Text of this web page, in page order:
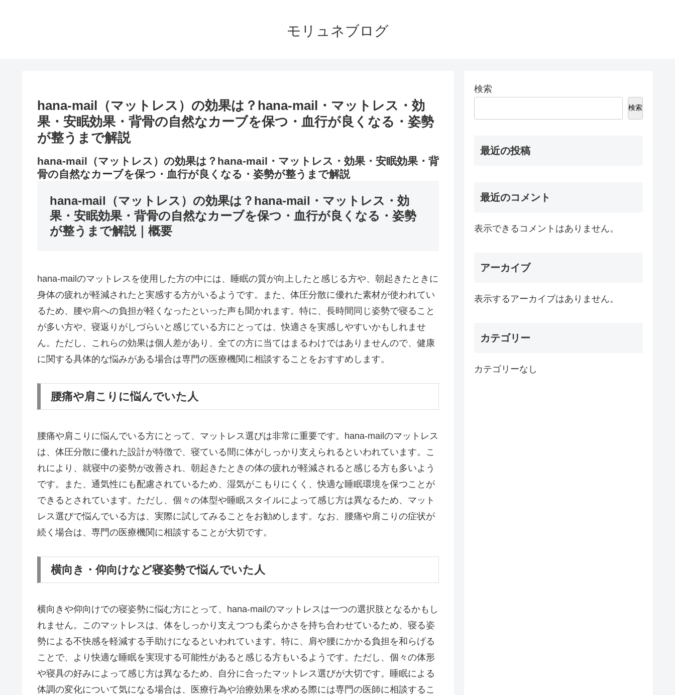
モリュネブログ
hana-mail（マットレス）の効果は？hana-mail・マットレス・効
果・安眠効果・背骨の自然なカーブを保つ・血行が良くなる・姿勢
が整うまで解説
hana-mail（マットレス）の効果は？hana-mail・マットレス・効果・安眠効果・背
骨の自然なカーブを保つ・血行が良くなる・姿勢が整うまで解説
hana-mail（マットレス）の効果は？hana-mail・マットレス・効
果・安眠効果・背骨の自然なカーブを保つ・血行が良くなる・姿勢
が整うまで解説｜概要
hana-mailのマットレスを使用した方の中には、睡眠の質が向上したと感じる方や、朝起きたときに
身体の疲れが軽減されたと実感する方がいるようです。また、体圧分散に優れた素材が使われてい
るため、腰や肩への負担が軽くなったといった声も聞かれます。特に、長時間同じ姿勢で寝ること
が多い方や、寝返りがしづらいと感じている方にとっては、快適さを実感しやすいかもしれませ
ん。ただし、これらの効果は個人差があり、全ての方に当てはまるわけではありませんので、健康
に関する具体的な悩みがある場合は専門の医療機関に相談することをおすすめします。
腰痛や肩こりに悩んでいた人
腰痛や肩こりに悩んでいる方にとって、マットレス選びは非常に重要です。hana-mailのマットレス
は、体圧分散に優れた設計が特徴で、寝ている間に体がしっかり支えられるといわれています。こ
れにより、就寝中の姿勢が改善され、朝起きたときの体の疲れが軽減されると感じる方も多いよう
です。また、通気性にも配慮されているため、湿気がこもりにくく、快適な睡眠環境を保つことが
できるとされています。ただし、個々の体型や睡眠スタイルによって感じ方は異なるため、マット
レス選びで悩んでいる方は、実際に試してみることをお勧めします。なお、腰痛や肩こりの症状が
続く場合は、専門の医療機関に相談することが大切です。
横向き・仰向けなど寝姿勢で悩んでいた人
横向きや仰向けでの寝姿勢に悩む方にとって、hana-mailのマットレスは一つの選択肢となるかもし
れません。このマットレスは、体をしっかり支えつつも柔らかさを持ち合わせているため、寝る姿
勢による不快感を軽減する手助けになるといわれています。特に、肩や腰にかかる負担を和らげる
ことで、より快適な睡眠を実現する可能性があると感じる方もいるようです。ただし、個々の体形
や寝具の好みによって感じ方は異なるため、自分に合ったマットレス選びが大切です。睡眠による
体調の変化について気になる場合は、医療行為や治療効果を求める際には専門の医師に相談するこ
検索
検索
最近の投稿
最近のコメント
表示できるコメントはありません。
アーカイブ
表示するアーカイブはありません。
カテゴリー
カテゴリーなし